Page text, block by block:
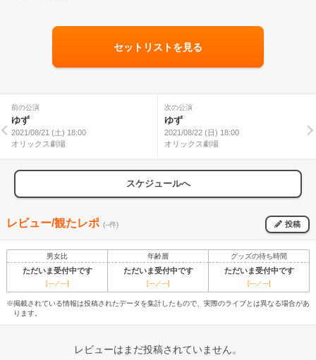
セットリストを見る
前の公演
ゆず
2021/08/21 (土) 18:00
オリックス劇場
次の公演
ゆず
2021/08/22 (日) 18:00
オリックス劇場
スケジュールへ
レビュー/観たレポ (--件) 投稿
男女比 年齢層 グッズの待ち時間
ただいま受付中です ただいま受付中です ただいま受付中です
[---／---] [---／---] [---／---]
※掲載されている情報は投稿されたデータを集計したもので、実際のライブとは異なる場合があ
ります。
レビューはまだ投稿されていません。